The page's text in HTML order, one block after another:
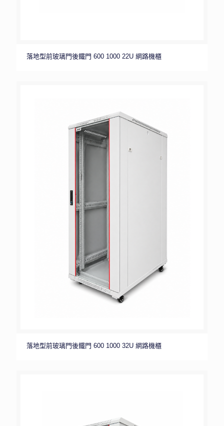
落地型前玻璃門後鐵門 600 1000 22U 網路機櫃
落地型前玻璃門後鐵門 600 1000 32U 網路機櫃